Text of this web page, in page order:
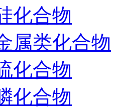
化合物
属类化合物
化合物
化合物